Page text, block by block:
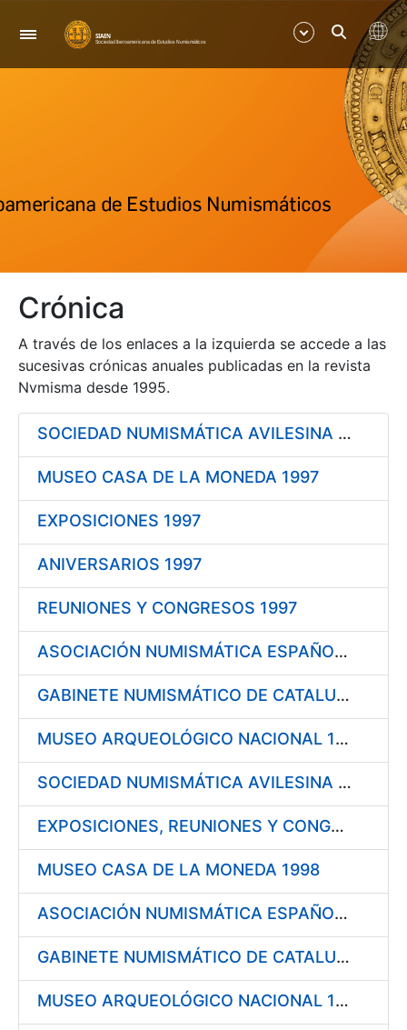
Navegación
Mostrar/Ocultar
Mostrar/Ocultar
Mostrar/Ocultar
Crónica
A través de los enlaces a la izquierda se accede a las
sucesivas crónicas anuales publicadas en la revista
Nvmisma desde 1995.
SOCIEDAD NUMISMÁTICA AVILESINA 1997
MUSEO CASA DE LA MONEDA 1997
EXPOSICIONES 1997
ANIVERSARIOS 1997
REUNIONES Y CONGRESOS 1997
ASOCIACIÓN NUMISMÁTICA ESPAÑOLA 1998
GABINETE NUMISMÁTICO DE CATALUÑA 1998
MUSEO ARQUEOLÓGICO NACIONAL 1998
SOCIEDAD NUMISMÁTICA AVILESINA 1998
EXPOSICIONES, REUNIONES Y CONGRESOS 1998
MUSEO CASA DE LA MONEDA 1998
ASOCIACIÓN NUMISMÁTICA ESPAÑOLA 1999
GABINETE NUMISMÁTICO DE CATALUÑA 1999
MUSEO ARQUEOLÓGICO NACIONAL 1999